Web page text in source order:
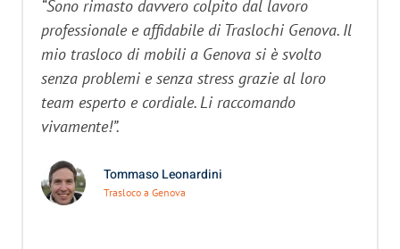
“Sono rimasto davvero colpito dal lavoro
professionale e affidabile di Traslochi Genova. Il
mio trasloco di mobili a Genova si è svolto
senza problemi e senza stress grazie al loro
team esperto e cordiale. Li raccomando
vivamente!”.
Tommaso Leonardini
Trasloco a Genova